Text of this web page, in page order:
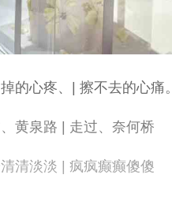
的心疼、| 擦不去的心痛。
黄泉路 | 走过、奈何桥
清淡淡 | 疯疯癫癫傻傻